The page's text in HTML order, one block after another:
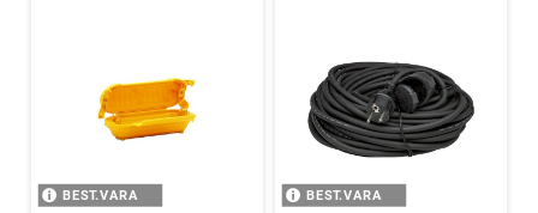
BEST.VARA BEST.VARA